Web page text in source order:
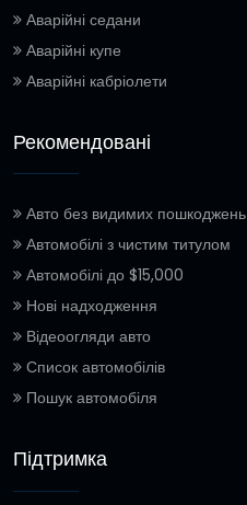
Аварійні седани
Аварійні купе
Аварійні кабріолети
Рекомендовані
Авто без видимих пошкоджень
Автомобілі з чистим титулом
Автомобілі до $15,000
Нові надходження
Відеоогляди авто
Список автомобілів
Пошук автомобіля
Підтримка